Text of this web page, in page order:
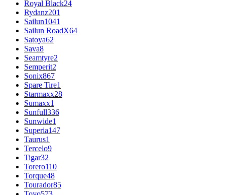
Royal Black24
Rydanz201
Sailun1041
Sailun RoadX64
Satoya62
Sava8
Seamtyre2
Semperit2
Sonix867
Spare Tire1
Starmaxx28
Sumaxx1
Sunfull336
Sunwide1
Superia147
Taurus1
Tercelo9
Tigar32
Torero110
Torque48
Tourador85